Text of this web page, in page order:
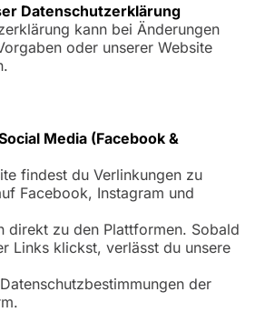
Datenschutzerklärung
kann bei Änderungen
oder unserer Website
Media (Facebook &
findest du Verlinkungen zu
Facebook, Instagram und
direkt zu den Plattformen. Sobald
Links klickst, verlässt du unsere
der